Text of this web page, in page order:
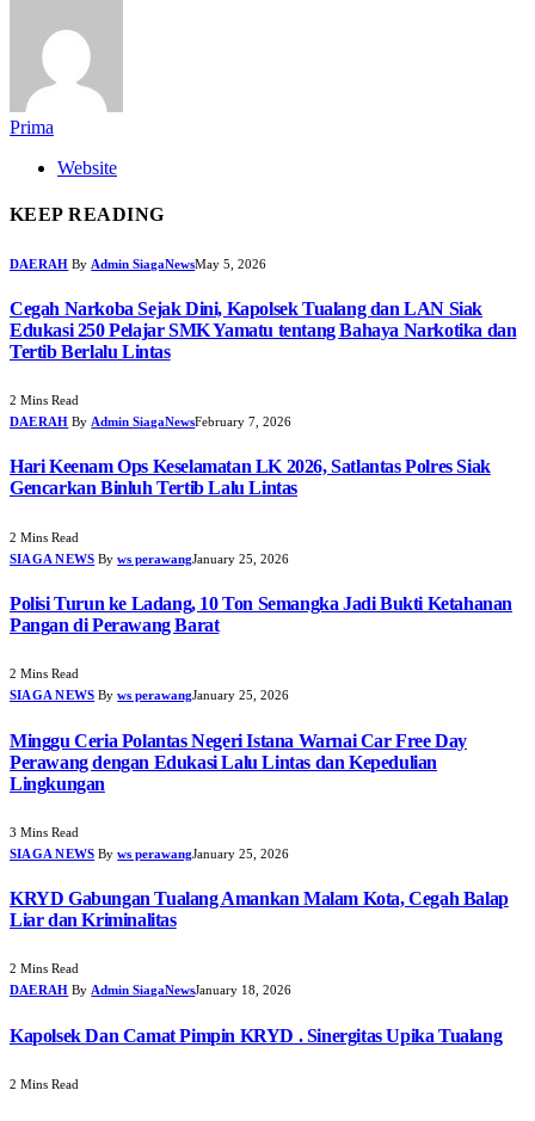
Prima
Website
KEEP READING
DAERAH By Admin SiagaNewsMay 5, 2026
Cegah Narkoba Sejak Dini, Kapolsek Tualang dan LAN Siak
Edukasi 250 Pelajar SMK Yamatu tentang Bahaya Narkotika dan
Tertib Berlalu Lintas
2 Mins Read
DAERAH By Admin SiagaNewsFebruary 7, 2026
Hari Keenam Ops Keselamatan LK 2026, Satlantas Polres Siak
Gencarkan Binluh Tertib Lalu Lintas
2 Mins Read
SIAGA NEWS By ws perawangJanuary 25, 2026
Polisi Turun ke Ladang, 10 Ton Semangka Jadi Bukti Ketahanan
Pangan di Perawang Barat
2 Mins Read
SIAGA NEWS By ws perawangJanuary 25, 2026
Minggu Ceria Polantas Negeri Istana Warnai Car Free Day
Perawang dengan Edukasi Lalu Lintas dan Kepedulian
Lingkungan
3 Mins Read
SIAGA NEWS By ws perawangJanuary 25, 2026
KRYD Gabungan Tualang Amankan Malam Kota, Cegah Balap
Liar dan Kriminalitas
2 Mins Read
DAERAH By Admin SiagaNewsJanuary 18, 2026
Kapolsek Dan Camat Pimpin KRYD . Sinergitas Upika Tualang
2 Mins Read